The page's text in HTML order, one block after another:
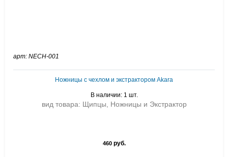
арт: NECH-001
Ножницы с чехлом и экстрактором Akara
В наличии: 1 шт.
вид товара: Щипцы, Ножницы и Экстрактор
460руб.